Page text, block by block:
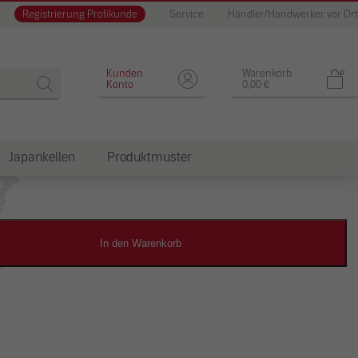
Registrierung Profikunde Service Händler/Handwerker vor Ort
Warenkorb
0,00 €
Kunden
Konto
Japankellen Produktmuster
Designputz
In den Warenkorb